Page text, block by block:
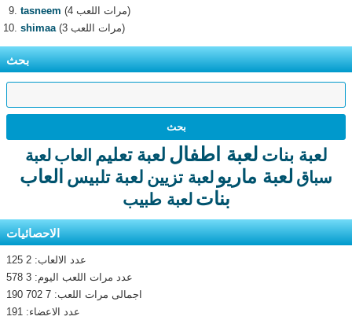
tasneem
(4 مرات اللعب)
shimaa
(3 مرات اللعب)
بحث
لعبة بنات لعبة اطفال لعبة تعليم العاب لعبة
سباق لعبة ماريو لعبة تزيين لعبة تلبيس العاب
بنات لعبة طبيب
الاحصائيات
عدد الالعاب: 2 125
عدد مرات اللعب اليوم: 3 578
اجمالى مرات اللعب: 7 702 190
عدد الاعضاء: 191